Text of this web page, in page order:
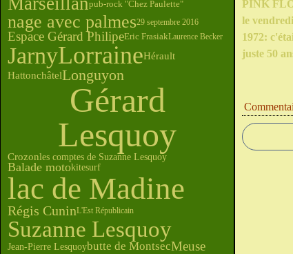
pub-rock "Chez Paulette"
nage avec palmes29 septembre 2016
Espace Gérard PhilipeEric FrasiakLaurence Becker
JarnyLorraineHérault
HattonchâtelLonguyon
Gérard
Lesquoy
Crozonles comptes de Suzanne Lesquoy
Balade motokitesurf
lac de Madine
Régis CuninL'Est Républicain
Suzanne Lesquoy
Jean-Pierre Lesquoybutte de MontsecMeuse
PINK
le
1972:
juste 50